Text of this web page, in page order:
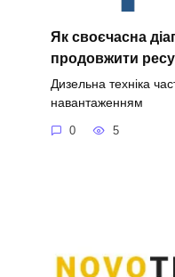
Як своєчасна
продовжити
Дизельна техніка
навантаженням
0 5